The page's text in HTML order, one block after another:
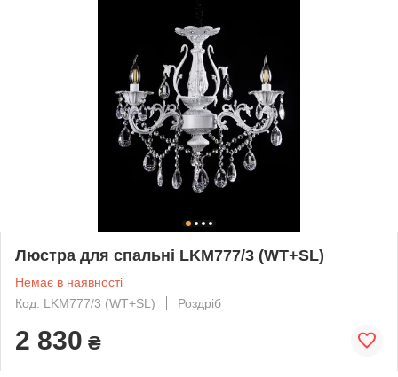
Люстра для спальні LKM777/3 (WT+SL)
Немає в наявності
Код: LKM777/3 (WT+SL)
Роздріб
2 830 ₴